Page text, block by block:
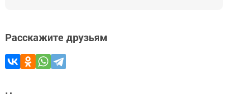
Расскажите друзьям